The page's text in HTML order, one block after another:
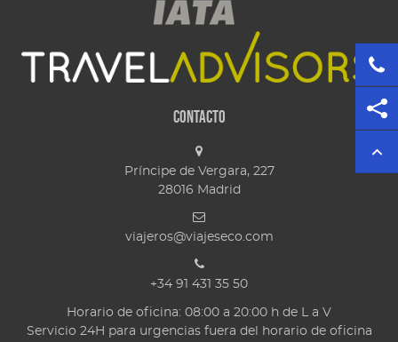
Contacto
Príncipe de Vergara, 227
28016 Madrid
viajeros@viajeseco.com
+34 91 431 35 50
Horario de oficina: 08:00 a 20:00 h de L a V
Servicio 24H para urgencias fuera del horario de oficina